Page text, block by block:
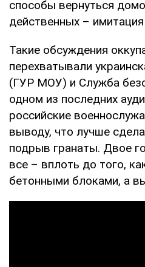
способы вернуться
действенных –
Такие обсуждения
перехватывали
(ГУР МОУ) и Служба
одном из последних
российские
выводу, что лучше
подрыв гранаты. Двое
все – вплоть до того,
бетонными блоками, а